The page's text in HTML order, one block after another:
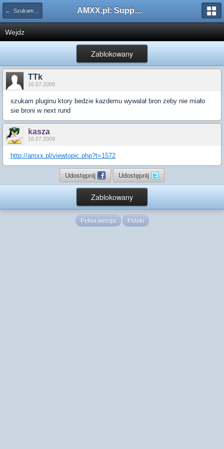
← Szukam pluginu AMXX.pl: Support AMX Mod X i SourceMod
Wejdz
Zablokowany
TTk
16.07.2009
szukam pluginu ktory bedzie kazdemu wywalał bron zeby nie miało
sie broni w next rund
kasza
16.07.2009
http://amxx.pl/viewtopic.php?t=1572
Udostępnij Udostępnij
Zablokowany
Pełna wersja Polski